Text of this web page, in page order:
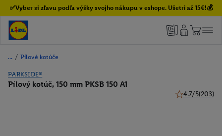
✅Vyber si zľavu podľa výšky svojho nákupu v eshope. Ušetri až 15€!💰
/ Pílové kotúče
PARKSIDE®
Pílový kotúč, 150 mm PKSB 150 A1
4.7/5(203)